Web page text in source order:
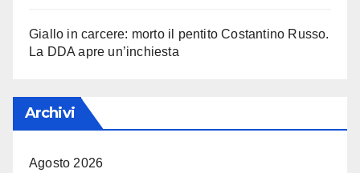
Giallo in carcere: morto il pentito Costantino Russo.
La DDA apre un’inchiesta
Archivi
Agosto 2026